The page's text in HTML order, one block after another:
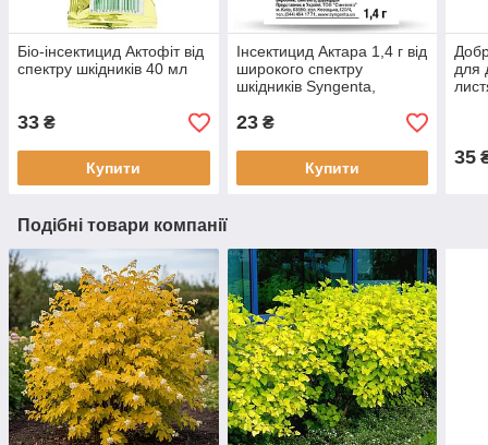
Біо-інсектицид Актофіт від
спектру шкідників 40 мл
33 ₴
Купити
Інсектицид Актара 1,4 г від
широкого спектру
шкідників Syngenta,
23₴
Купити
для
35
Подібні товари компанії